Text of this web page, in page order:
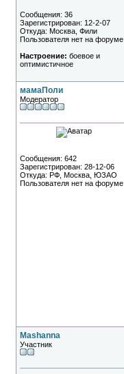
Сообщения: 36
Зарегистрирован: 12-2-07
Откуда: Москва, Фили
Пользователя нет на форуме
Настроение: боевое и
оптимистичное
мамаПоли
Модератор
Сообщения: 642
Зарегистрирован: 28-12-06
Откуда: РФ, Москва, ЮЗАО
Пользователя нет на форуме
Mashanna
Участник